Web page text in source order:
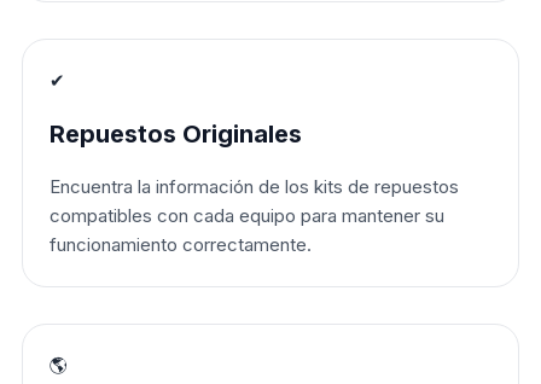
✔
Repuestos Originales
Encuentra la información de los kits de repuestos
compatibles con cada equipo para mantener su
funcionamiento correctamente.
🌎